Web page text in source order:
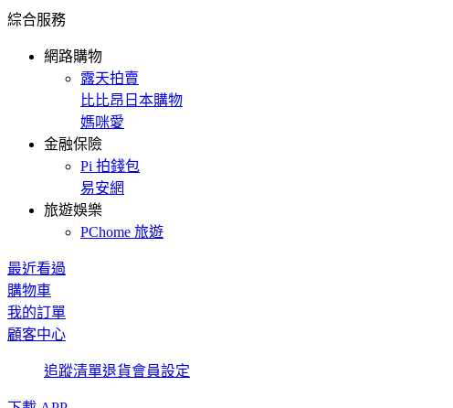
綜合服務
網路購物
露天拍賣
比比昂日本購物
媽咪愛
金融保險
Pi 拍錢包
易安網
旅遊娛樂
PChome 旅遊
最近看過
購物車
我的訂單
顧客中心
追蹤清單退貨會員設定